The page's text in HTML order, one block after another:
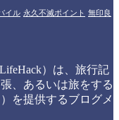
イル 永久不滅ポイント 無印良
）は、旅行記
、あるいは旅をする
を提供するブログメ